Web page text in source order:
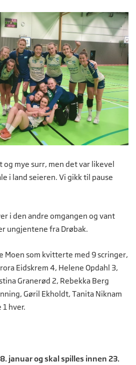
mye surr, men det var likevel
i land seieren. Vi gikk til pause
i den andre omgangen og vant
ungjentene fra Drøbak.
Moen som kvitterte med 9 scringer,
Eidskrem 4, Helene Opdahl 3,
Granerød 2, Rebekka Berg
Gøril Ekholdt, Tanita Niknam
hver.
januar og skal spilles innen 23.